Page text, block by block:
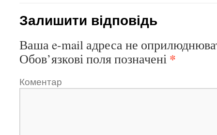
Залишити відповідь
Ваша e-mail адреса не
Обов’язкові поля позначені *
Коментар